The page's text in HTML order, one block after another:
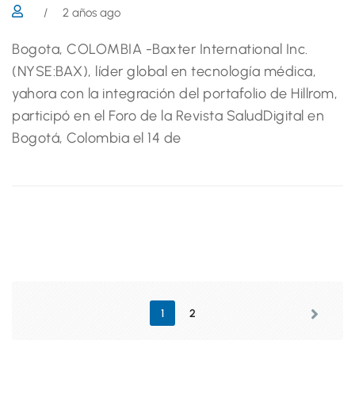
/ 2 años ago
Bogota, COLOMBIA -Baxter International Inc.
(NYSE:BAX), líder global en tecnología médica,
yahora con la integración del portafolio de Hillrom,
participó en el Foro de la Revista SaludDigital en
Bogotá, Colombia el 14 de
1 2